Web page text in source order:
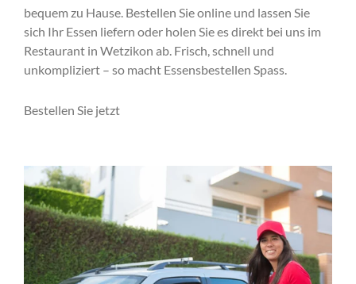
bequem zu Hause. Bestellen Sie online und lassen Sie
sich Ihr Essen liefern oder holen Sie es direkt bei uns im
Restaurant in Wetzikon ab. Frisch, schnell und
unkompliziert – so macht Essensbestellen Spass.
Bestellen Sie jetzt